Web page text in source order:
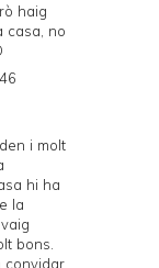
haig
casa, no
i molt
hi ha
la
bons.
convidar